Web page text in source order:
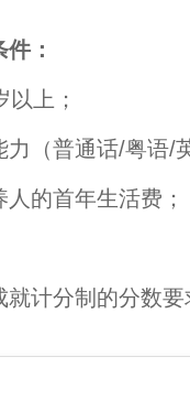
：
上；
（普通话/粤语/
的首年生活费；
计分制的分数要